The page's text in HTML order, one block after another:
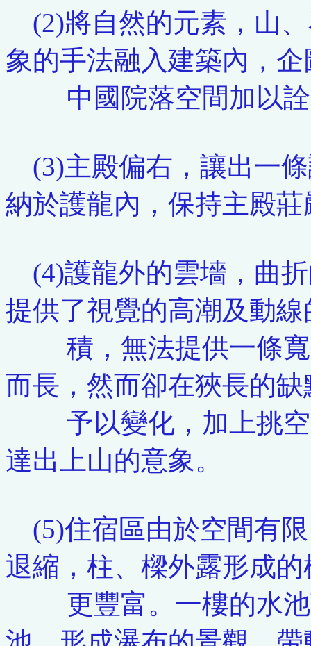
(2)將自然的元素，山
象的手法融入建築內，
中國院落空間加以詮
(3)主殿偏右，讓出一
納於護龍內，保持主殿
(4)護龍外的雲墻，曲
提供了視覺的高潮及動
積，無法提供一條寬
而長，然而卻在狹長的
予以變化，加上挑空
達出上山的意象。
(5)住宿區由於空間有
退縮，柱、樑外露形成
更豐富。一樓的水池